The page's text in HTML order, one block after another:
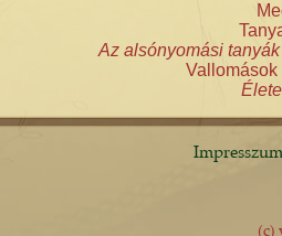
Az alsónyomási
Impresszum
(c)